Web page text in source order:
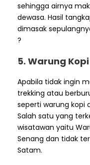
sehingga airnya
dewasa. Hasil
dimasak
?
5. Warung Kopi
Apabila tidak ingin
trekking atau
seperti warung kopi
Salah satu yang
wisatawan yaitu
Senang dan tidak
Satam.